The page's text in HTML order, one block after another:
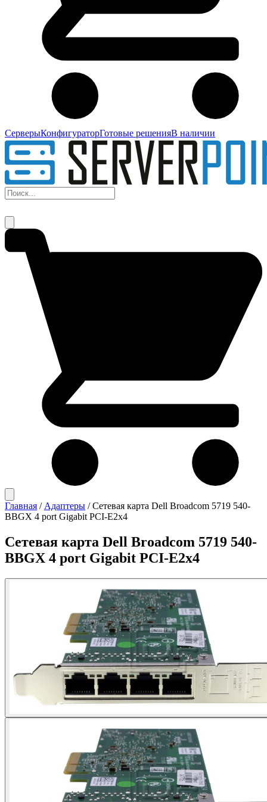
СерверыКонфигураторГотовые решенияВ наличии
Главная / Адаптеры / Сетевая карта Dell Broadcom 5719 540-
BBGX 4 port Gigabit PCI-E2x4
Сетевая карта Dell Broadcom 5719 540-
BBGX 4 port Gigabit PCI-E2x4